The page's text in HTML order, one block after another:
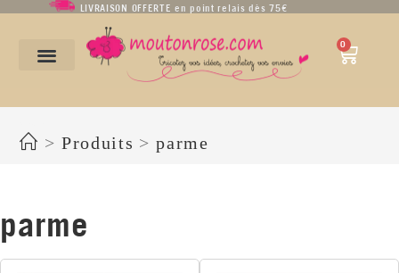
LIVRAISON OFFERTE en point relais dès 75€
0
> Produits > parme
parme